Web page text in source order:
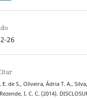
26
E. de S., Oliveira, Ádria T. A.,
I. C. C. (2014).